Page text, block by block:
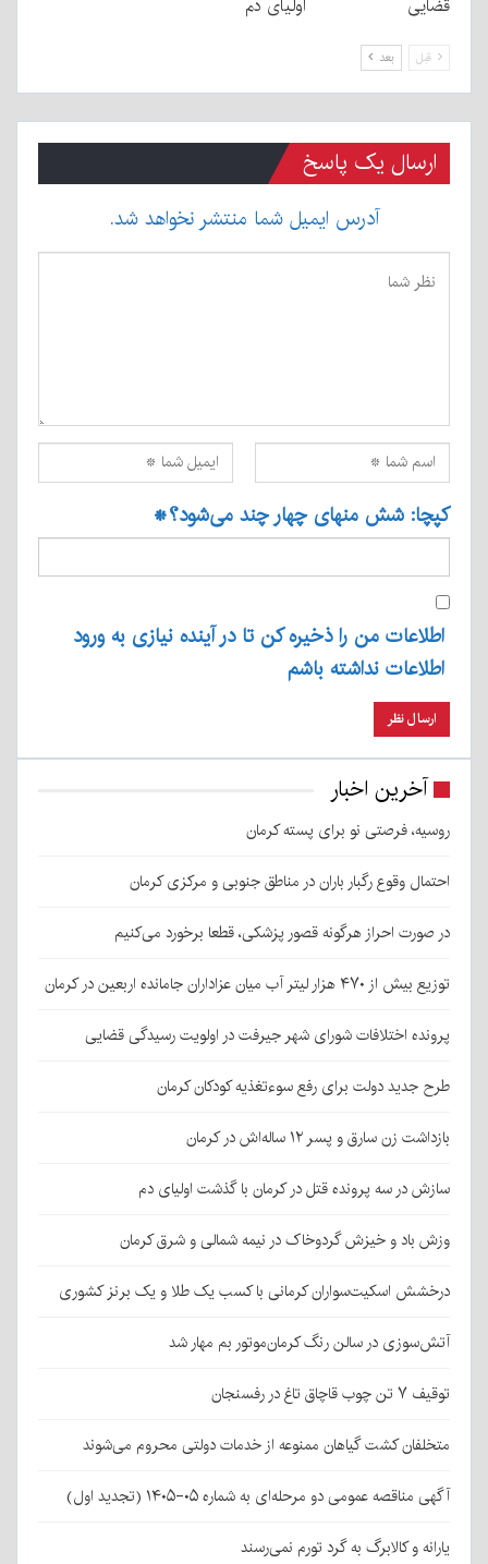
قضایی اولیای دم
قبل بعد
ارسال یک پاسخ
آدرس ایمیل شما منتشر نخواهد شد.
کپچا: شش منهای چهار چند می‌شود؟*
اطلاعات من را ذخیره کن تا در آینده نیازی به ورود
اطلاعات نداشته باشم
آخرین اخبار
روسیه، فرصتی نو برای پسته کرمان
احتمال وقوع رگبار باران در مناطق جنوبی و مرکزی کرمان
در صورت احراز هرگونه قصور پزشکی، قطعا برخورد می‌کنیم
توزیع بیش از ۴۷۰ هزار لیتر آب میان عزاداران جامانده اربعین در کرمان
پرونده اختلافات شورای شهر جیرفت در اولویت رسیدگی قضایی
طرح جدید دولت برای رفع سوءتغذیه کودکان کرمان
بازداشت زن سارق و پسر ۱۲ ساله‌اش در کرمان
سازش در سه پرونده قتل در کرمان با گذشت اولیای دم
وزش باد و خیزش گردوخاک در نیمه شمالی و شرق کرمان
درخشش اسکیت‌سواران کرمانی با کسب یک طلا و یک برنز کشوری
آتش‌سوزی در سالن رنگ کرمان‌موتور بم مهار شد
توقیف ۷ تن چوب قاچاق تاغ در رفسنجان
متخلفان کشت گیاهان ممنوعه از خدمات دولتی محروم می‌شوند
آگهی مناقصه عمومی دو مرحله‌ای به شماره ۰۵-۱۴۰۵ (تجدید اول)
یارانه و کالابرگ به گرد تورم نمی‌رسند